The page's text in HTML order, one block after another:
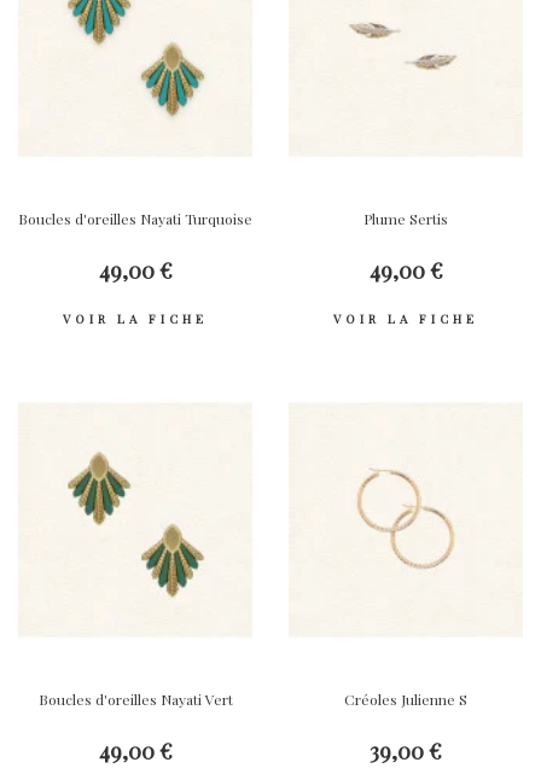
Boucles d'oreilles Nayati Turquoise
49,00 €
VOIR LA FICHE
Plume Sertis
49,00 €
VOIR LA FICHE
Boucles d'oreilles Nayati Vert
49,00 €
Créoles Julienne S
39,00 €